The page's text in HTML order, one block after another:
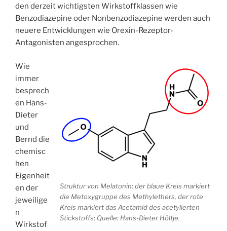
den derzeit wichtigsten Wirkstoffklassen wie
Benzodiazepine oder Nonbenzodiazepine werden auch
neuere Entwicklungen wie Orexin-Rezeptor-
Antagonisten angesprochen.
Struktur von Melatonin; der blaue Kreis markiert
die Metoxygruppe des Methylethers, der rote
Kreis markiert das Acetamid des acetylierten
Stickstoffs; Quelle: Hans-Dieter Höltje.
Wie
immer
besprech
en Hans-
Dieter
und
Bernd die
chemisc
hen
Eigenheit
en der
jeweilige
n
Wirkstof